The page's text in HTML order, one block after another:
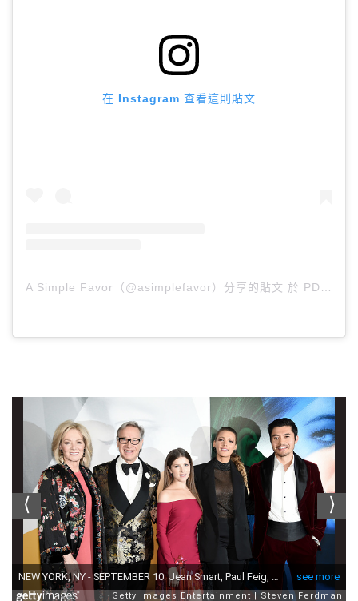
在 Instagram 查看這則貼文
A Simple Favor（@asimplefavor）分享的貼文 於 PDT 2018 年 9月 月 11 日 下午 1:22